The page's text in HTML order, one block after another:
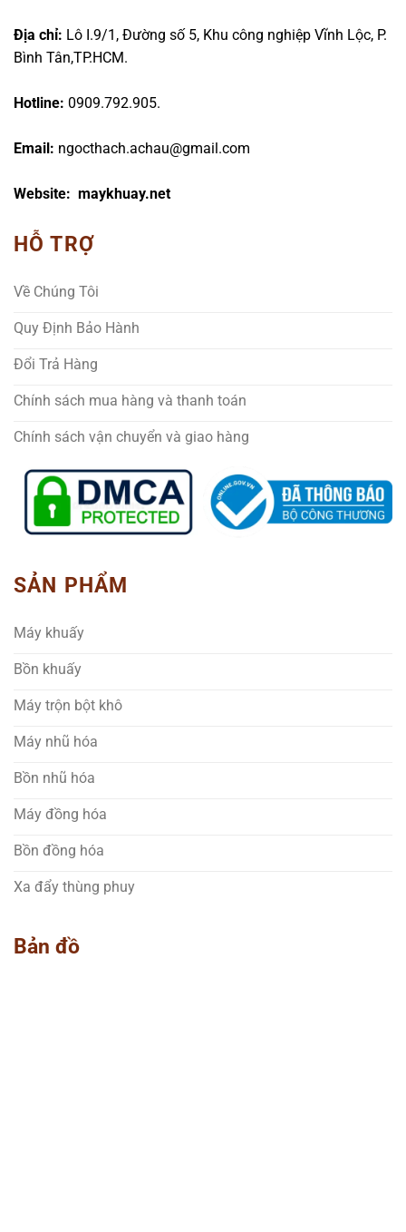
Địa chỉ: Lô I.9/1, Đường số 5, Khu công nghiệp Vĩnh Lộc, P.
Bình Tân,TP.HCM.
Hotline: 0909.792.905.
Email: ngocthach.achau@gmail.com
Website: maykhuay.net
HỖ TRỢ
Về Chúng Tôi
Quy Định Bảo Hành
Đổi Trả Hàng
Chính sách mua hàng và thanh toán
Chính sách vận chuyển và giao hàng
SẢN PHẨM
Máy khuấy
Bồn khuấy
Máy trộn bột khô
Máy nhũ hóa
Bồn nhũ hóa
Máy đồng hóa
Bồn đồng hóa
Xa đẩy thùng phuy
Bản đồ